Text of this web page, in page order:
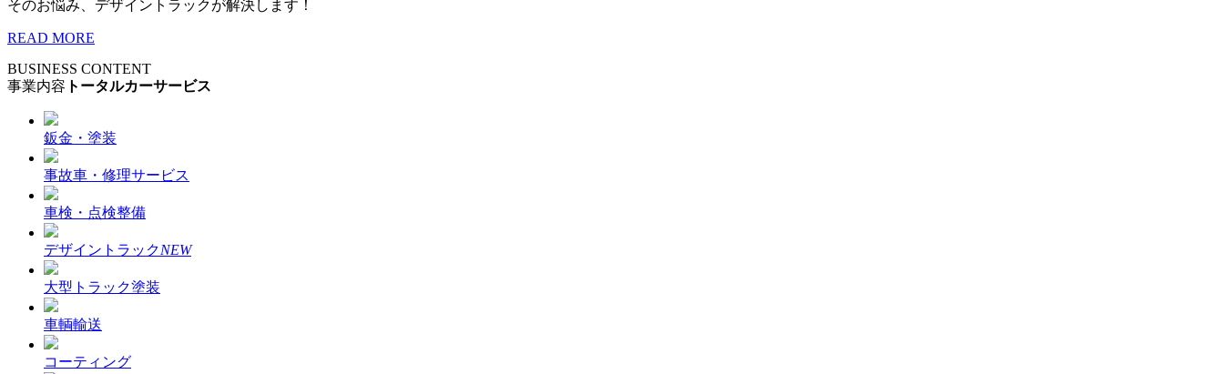
そのお悩み、デザイントラックが解決します！
READ MORE
BUSINESS CONTENT
事業内容 トータルカーサービス
鈑金・塗装
事故車・修理サービス
車検・点検整備
デザイントラックNEW
大型トラック塗装
車輌輸送
コーティング